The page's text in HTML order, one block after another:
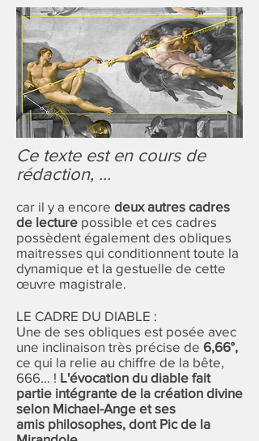
Ce texte est en cours de
rédaction, ...
car il y a encore deux autres cadres
de lecture possible et ces cadres
possèdent également des obliques
maitresses qui conditionnent toute la
dynamique et la gestuelle de cette
œuvre magistrale.
​LE CADRE DU DIABLE :
Une de ses obliques est posée avec
une inclinaison très précise de 6,66°,
ce qui la relie au chiffre de la bête,
666... ! L'évocation du diable fait
partie intégrante de la création divine
selon Michael-Ange et ses
amis philosophes, dont Pic de la